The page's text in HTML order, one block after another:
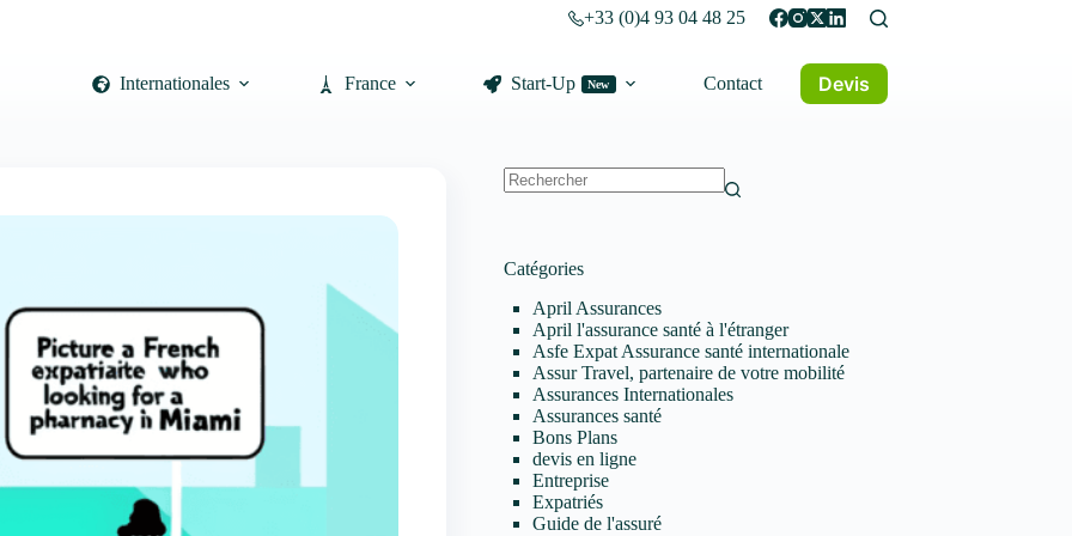
+33 (0)4 93 04 48 25
Internationales France Start-Up New Contact Devis
Catégories
April Assurances
April l'assurance santé à l'étranger
Asfe Expat Assurance santé internationale
Assur Travel, partenaire de votre mobilité
Assurances Internationales
Assurances santé
Bons Plans
devis en ligne
Entreprise
Expatriés
Guide de l'assuré